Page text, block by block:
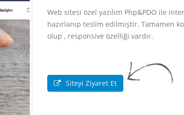
Web sitesi özel yazılım Php&PDO ile
hazırlanıp teslim edilmiştir. Tamamen
olup , responsive özelliği vardır.
Siteyi Ziyaret Et